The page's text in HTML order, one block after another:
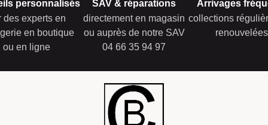
personnalisés
des experts en
en boutique
ou en ligne
SAV & réparations
directement en magasin
ou auprès de notre SAV
04 66 35 94 97
Arrivages
collections
renouvelées